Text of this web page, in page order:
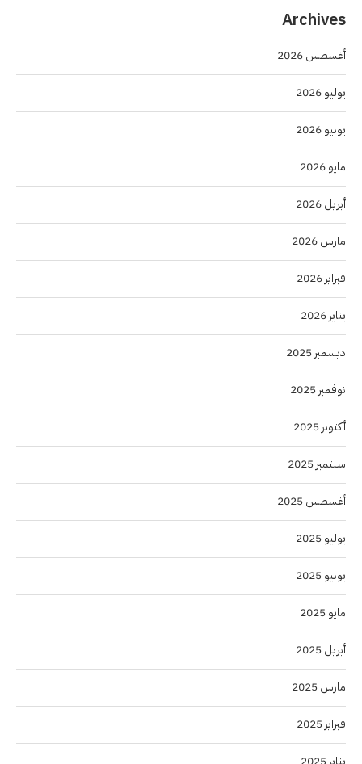
Archives
أغسطس 2026
يوليو 2026
يونيو 2026
مايو 2026
أبريل 2026
مارس 2026
فبراير 2026
يناير 2026
ديسمبر 2025
نوفمبر 2025
أكتوبر 2025
سبتمبر 2025
أغسطس 2025
يوليو 2025
يونيو 2025
مايو 2025
أبريل 2025
مارس 2025
فبراير 2025